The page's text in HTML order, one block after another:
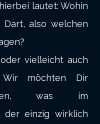
lautet: Wohin
also welchen
vielleicht auch
möchten Dir
was im
der einzig wirklich